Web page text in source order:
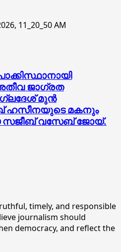
ജാഗ്രത
മുൻ
ഹസീനയുടെ മകനും
സജീബ് വസേബ് ജോയ്.
timely, and responsible
journalism should
democracy, and reflect the